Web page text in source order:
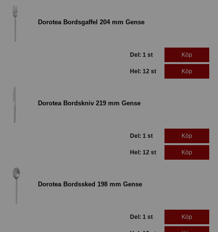
Dorotea Bordsgaffel 204 mm Gense
Del: 1 st Köp
Hel: 12 st Köp
Dorotea Bordskniv 219 mm Gense
Del: 1 st Köp
Hel: 12 st Köp
Dorotea Bordssked 198 mm Gense
Del: 1 st Köp